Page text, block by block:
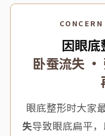
因眼
卧蚕流失 ·
眼底整形时大家
失导致眼底扁平